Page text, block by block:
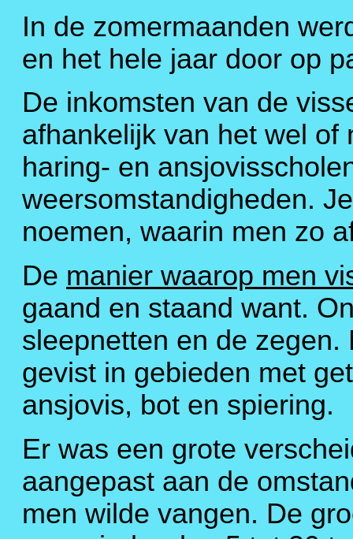
In de zomermaanden
en het hele jaar door op
De inkomsten van de
afhankelijk van het wel of
haring- en
weersomstandigheden.
noemen, waarin men zo
De manier waarop men
gaand en staand want.
sleepnetten en de
gevist in gebieden met
ansjovis, bot en spiering.
Er was een grote
aangepast aan de
men wilde vangen. De